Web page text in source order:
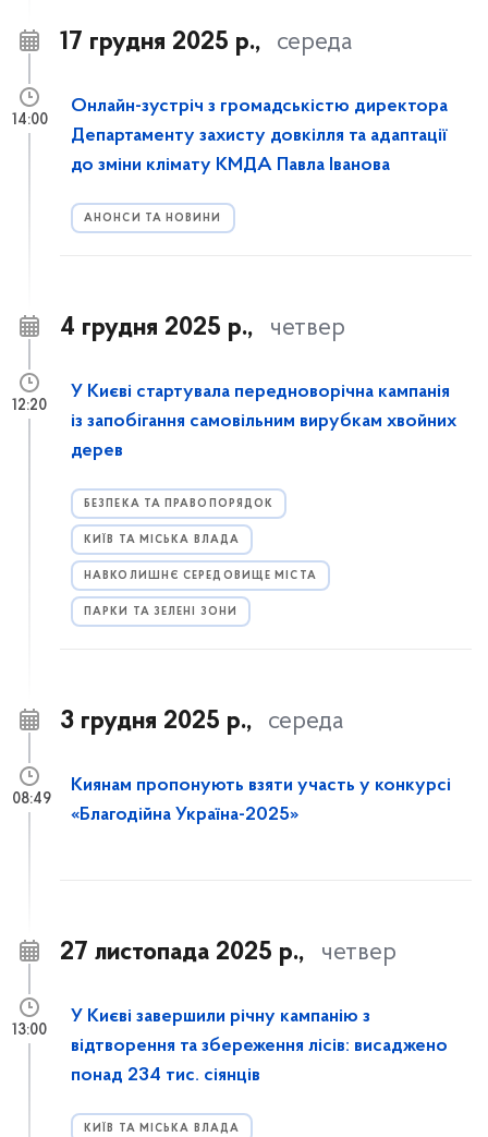
17 грудня 2025 р., середа
Онлайн-зустріч з громадськістю директора
Департаменту захисту довкілля та адаптації
до зміни клімату КМДА Павла Іванова
АНОНСИ ТА НОВИНИ
14:00
4 грудня 2025 р., четвер
У Києві стартувала передноворічна кампанія
із запобігання самовільним вирубкам хвойних
дерев
БЕЗПЕКА ТА ПРАВОПОРЯДОК
КИЇВ ТА МІСЬКА ВЛАДА
НАВКОЛИШНЄ СЕРЕДОВИЩЕ МІСТА
ПАРКИ ТА ЗЕЛЕНІ ЗОНИ
12:20
3 грудня 2025 р., середа
Киянам пропонують взяти участь у конкурсі
«Благодійна Україна-2025»
08:49
27 листопада 2025 р., четвер
У Києві завершили річну кампанію з
відтворення та збереження лісів: висаджено
понад 234 тис. сіянців
КИЇВ ТА МІСЬКА ВЛАДА
13:00